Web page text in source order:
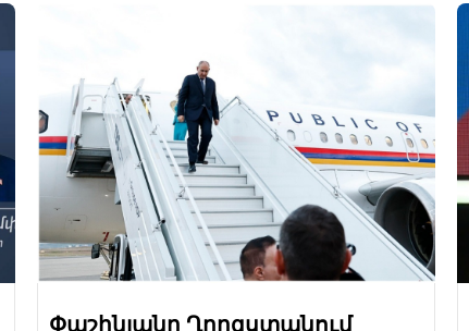
Փաշինյանը Ղրղզստանում